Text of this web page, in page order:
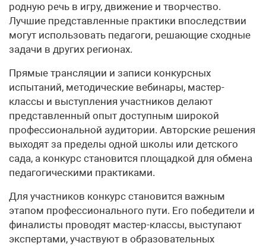
родную речь в игру, движение и творчество.
Лучшие представленные практики впоследствии
могут использовать педагоги, решающие сходные
задачи в других регионах.
Прямые трансляции и записи конкурсных
испытаний, методические вебинары, мастер-
классы и выступления участников делают
представленный опыт доступным широкой
профессиональной аудитории. Авторские решения
выходят за пределы одной школы или детского
сада, а конкурс становится площадкой для обмена
педагогическими практиками.
Для участников конкурс становится важным
этапом профессионального пути. Его победители и
финалисты проводят мастер-классы, выступают
экспертами, участвуют в образовательных